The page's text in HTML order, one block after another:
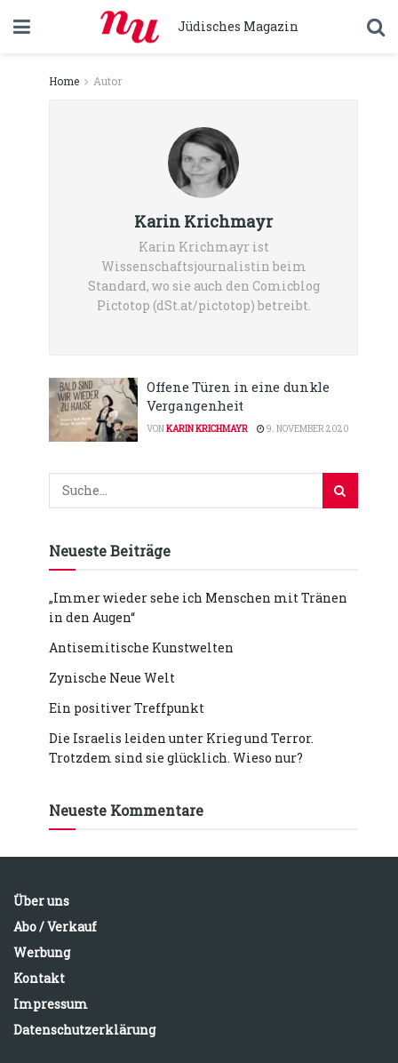
Jüdisches Magazin
Home Autor
Karin Krichmayr
Karin Krichmayr ist
Wissenschaftsjournalistin beim
Standard, wo sie auch den Comicblog
Pictotop (dSt.at/pictotop) betreibt.
Offene Türen in eine dunkle
Vergangenheit
VONKARIN KRICHMAYR 9. NOVEMBER 2020
Neueste Beiträge
„Immer wieder sehe ich Menschen mit Tränen
in den Augen“
Antisemitische Kunstwelten
Zynische Neue Welt
Ein positiver Treffpunkt
Die Israelis leiden unter Krieg und Terror.
Trotzdem sind sie glücklich. Wieso nur?
Neueste Kommentare
Über uns
Abo / Verkauf
Werbung
Kontakt
Impressum
Datenschutzerklärung